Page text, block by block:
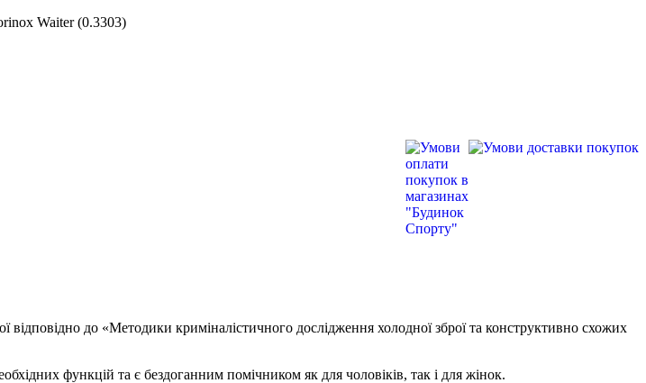
Waiter (0.3303)
до «Методики криміналістичного дослідження холодної зброї та конструктивно схожих
функцій та є бездоганним помічником як для чоловіків, так і для жінок.